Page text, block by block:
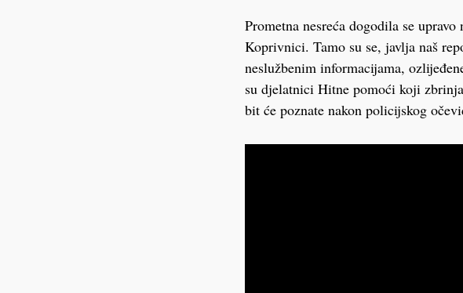
Prometna nesreća dogodila se
Koprivnici. Tamo su se, javlja naš
neslužbenim informacijama,
su djelatnici Hitne pomoći koji
bit će poznate nakon policijskog